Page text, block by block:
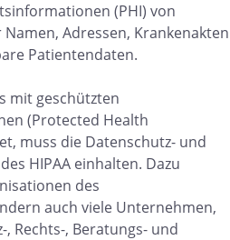
(PHI) von
Adressen, Krankenakten
Patientendaten.
mit geschützten
(Protected Health
muss die Datenschutz- und
HIPAA einhalten. Dazu
des
auch viele Unternehmen,
, Rechts-, Beratungs- und